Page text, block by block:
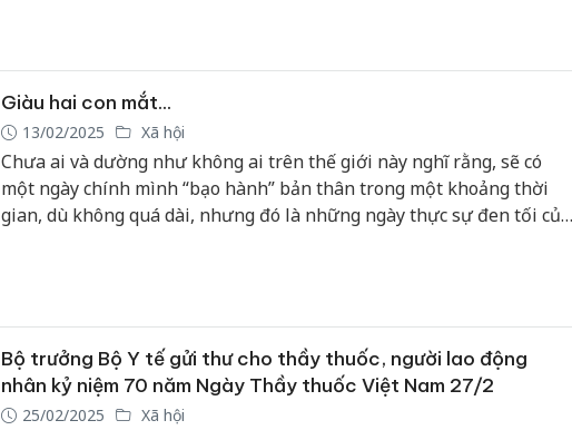
Giàu hai con mắt...
13/02/2025 Xã hội
Chưa ai và dường như không ai trên thế giới này nghĩ rằng, sẽ có
một ngày chính mình “bạo hành” bản thân trong một khoảng thời
gian, dù không quá dài, nhưng đó là những ngày thực sự đen tối của
Bộ trưởng Bộ Y tế gửi thư cho thầy thuốc, người lao động
nhân kỷ niệm 70 năm Ngày Thầy thuốc Việt Nam 27/2
25/02/2025 Xã hội